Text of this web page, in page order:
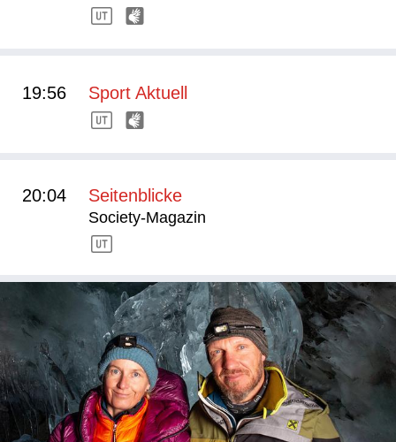
19:56 Sport Aktuell
20:04 Seitenblicke
Society-Magazin